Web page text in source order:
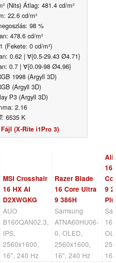
(Nits) Átlag: 481.4 cd/m²
22.6 cd/m²
98 %
478.6 cd/m²
(Fekete: 0 cd/m²)
0.62 | ∀{0.5-29.43 Ø4.71}
0.7 | ∀{0.09-98 Ø4.96}
1998 (Argyll 3D)
(Argyll 3D)
P3 (Argyll 3D)
2.16
6535 K
(X-Rite i1Pro 3)
MSI Crosshair
16 HX AI
D2XWGKG
AUO
B160QAN02.3,
IPS,
2560x1600,
16", 240 Hz
Razer Blade
16 Core Ultra
9 386H
Samsung
ATNA60HU06-
0, OLED,
2560x1600,
16", 240 Hz
9